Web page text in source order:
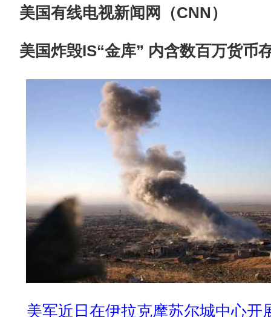
美国有线电视新闻网（CNN）
美国炸毁IS“金库” 内含数百万货币
美军近日在伊拉克摩苏尔城中心开